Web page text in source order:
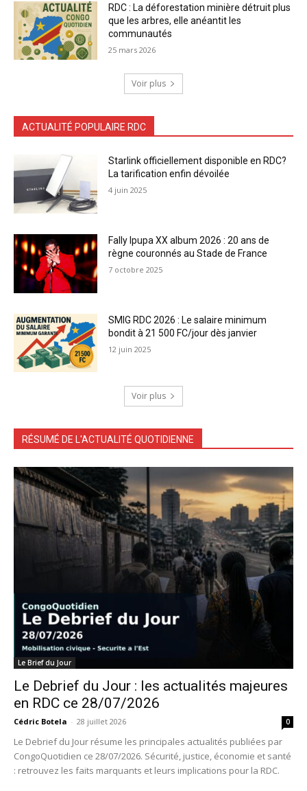
RDC : La déforestation minière détruit plus
que les arbres, elle anéantit les
communautés
25 mars 2026
Voir plus
ACTUALITÉ POPULAIRE RDC
Starlink officiellement disponible en RDC?
La tarification enfin dévoilée
4 juin 2025
Fally Ipupa XX album 2026 : 20 ans de
règne couronnés au Stade de France
7 octobre 2025
SMIG RDC 2026 : Le salaire minimum
bondit à 21 500 FC/jour dès janvier
12 juin 2025
Voir plus
RÉSUMÉ DE L'ACTUALITÉ QUOTIDIENNE
Le Brief du Jour
Le Debrief du Jour : les actualités majeures
en RDC ce 28/07/2026
Cédric Botela - 28 juillet 2026 0
Le Debrief du Jour résume les principales actualités publiées par
CongoQuotidien ce 28/07/2026. Sécurité, justice, économie et santé
: retrouvez les faits marquants et leurs implications pour la RDC.